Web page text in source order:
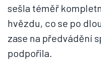
sešla téměř
hvězdu, co se po
zase na předvádění
podpořila.